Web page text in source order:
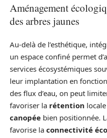
Aménagement
des arbres jaunes
Au-delà de l’esthétique,
un espace confiné permet
services écosystémiques
leur implantation en
des flux d’eau, on peut
favoriser la rétention
canopée bien positionnée.
favorise la connectivité